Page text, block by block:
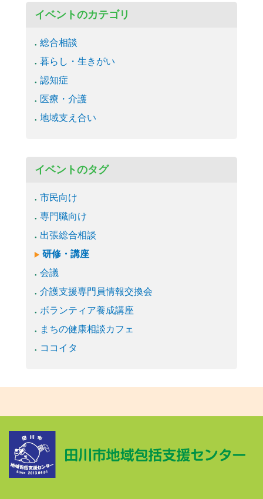
イベントのカテゴリ
総合相談
暮らし・生きがい
認知症
医療・介護
地域支え合い
イベントのタグ
市民向け
専門職向け
出張総合相談
研修・講座
会議
介護支援専門員情報交換会
ボランティア養成講座
まちの健康相談カフェ
ココイタ